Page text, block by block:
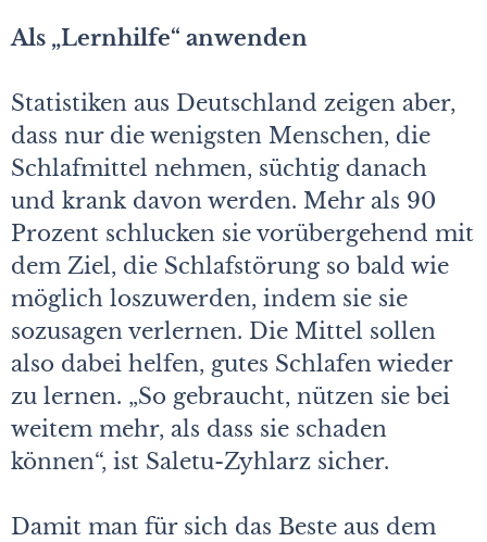
Als „Lernhilfe“ anwenden
Statistiken aus Deutschland zeigen aber,
dass nur die wenigsten Menschen, die
Schlafmittel nehmen, süchtig danach
und krank davon werden. Mehr als 90
Prozent schlucken sie vorübergehend mit
dem Ziel, die Schlafstörung so bald wie
möglich loszuwerden, indem sie sie
sozusagen verlernen. Die Mittel sollen
also dabei helfen, gutes Schlafen wieder
zu lernen. „So gebraucht, nützen sie bei
weitem mehr, als dass sie schaden
können“, ist Saletu-Zyhlarz sicher.
Damit man für sich das Beste aus dem